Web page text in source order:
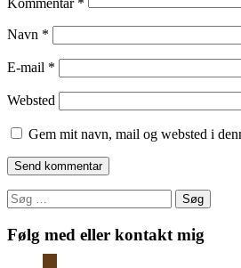
Kommentar *
Navn *
E-mail *
Websted
Gem mit navn, mail og websted i
Søg
efter:
Følg med eller kontakt mig